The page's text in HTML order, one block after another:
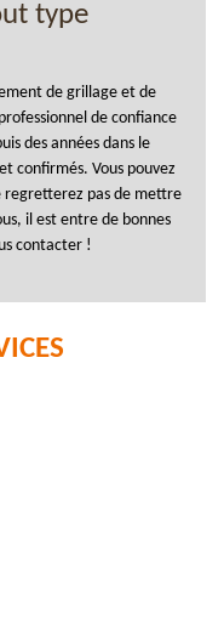
type
de grillage et de
de confiance
des années dans le
confirmés. Vous pouvez
regretterez pas de mettre
il est entre de bonnes
contacter !